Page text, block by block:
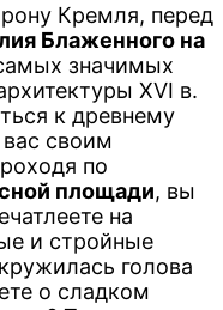
Кремля, перед
Блаженного на
значимых
XVI в.
к древнему
своим
по
площади, вы
на
и стройные
голова
о сладком